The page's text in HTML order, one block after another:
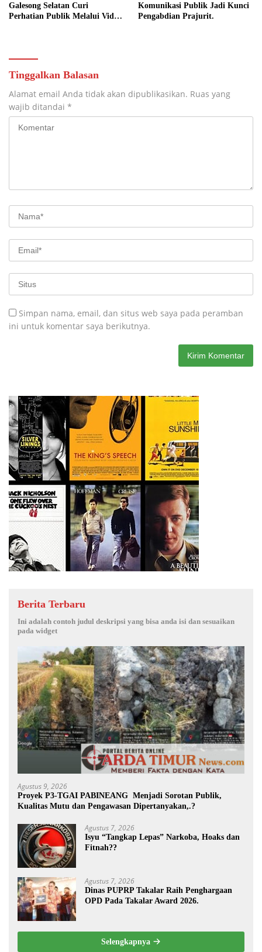
Galesong Selatan Curi
Perhatian Publik Melalui Video
Komunikasi Publik Jadi Kunci
Pengabdian Prajurit.
Tinggalkan Balasan
Alamat email Anda tidak akan dipublikasikan. Ruas yang
wajib ditandai *
Simpan nama, email, dan situs web saya pada peramban
ini untuk komentar saya berikutnya.
Berita Terbaru
Ini adalah contoh judul deskripsi yang bisa anda isi dan sesuaikan
pada widget
Agustus 9, 2026
Proyek P3-TGAI PABINEANG Menjadi Sorotan Publik,
Kualitas Mutu dan Pengawasan Dipertanyakan,.?
Agustus 7, 2026
Isyu “Tangkap Lepas” Narkoba, Hoaks dan
Fitnah??
Agustus 7, 2026
Dinas PUPRP Takalar Raih Penghargaan
OPD Pada Takalar Award 2026.
Selengkapnya